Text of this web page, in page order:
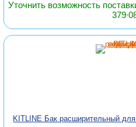
Уточнить возможность
KITLINE Бак расширительный